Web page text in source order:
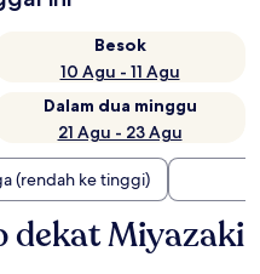
Besok
10 Agu - 11 Agu
Dalam dua minggu
21 Agu - 23 Agu
(rendah ke tinggi)
dekat Miyazaki